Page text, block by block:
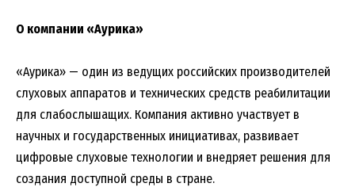
О компании «Аурика»
«Аурика» — один из ведущих российских производителей
слуховых аппаратов и технических средств реабилитации
для слабослышащих. Компания активно участвует в
научных и государственных инициативах, развивает
цифровые слуховые технологии и внедряет решения для
создания доступной среды в стране.